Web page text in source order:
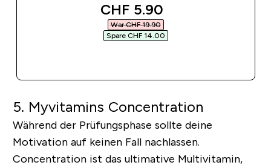
discounted price
CHF 5.90‎
War CHF 19.90‎
Spare CHF 14.00‎
5. Myvitamins Concentration
Während der Prüfungsphase sollte deine
Motivation auf keinen Fall nachlassen.
Concentration ist das ultimative Multivitamin,